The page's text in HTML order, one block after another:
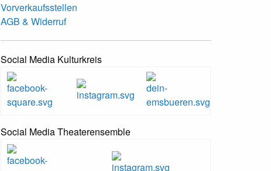
Vorverkaufsstellen
AGB & Widerruf
Social Media Kulturkreis
Social Media Theaterensemble